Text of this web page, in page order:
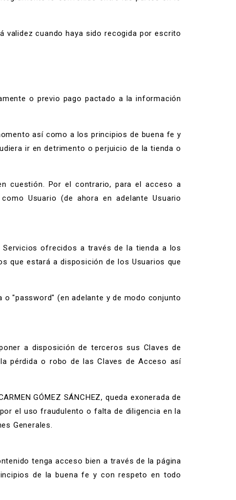
validez cuando haya sido recogida por escrito
o previo pago pactado a la información
así como a los principios de buena fe y
ir en detrimento o perjuicio de la tienda o
cuestión. Por el contrario, para el acceso a
Usuario (de ahora en adelante Usuario
Servicios ofrecidos a través de la tienda a los
que estará a disposición de los Usuarios que
"password" (en adelante y de modo conjunto
a disposición de terceros sus Claves de
pérdida o robo de las Claves de Acceso así
GÓMEZ SÁNCHEZ, queda exonerada de
el uso fraudulento o falta de diligencia en la
Generales.
tenga acceso bien a través de la página
de la buena fe y con respeto en todo